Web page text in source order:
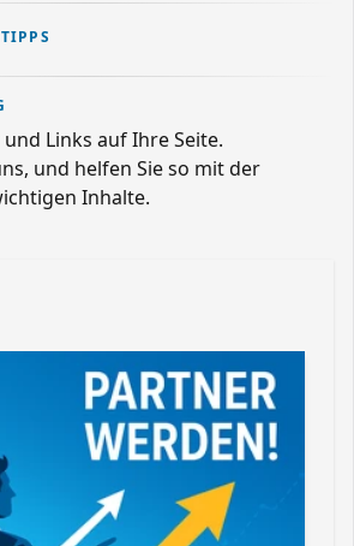
Links auf Ihre Seite.
und helfen Sie so mit der
Inhalte.